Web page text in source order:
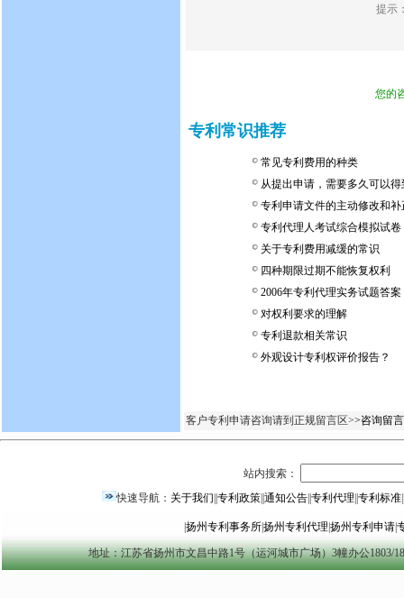
提示
您的
专利常识推荐
常见专利费用的种类
从提出申请，需要多久可以
专利申请文件的主动修改和补
专利代理人考试综合模拟试卷
关于专利费用减缓的常识
四种期限过期不能恢复权利
2006年专利代理实务试题答案
对权利要求的理解
专利退款相关常识
外观设计专利权评价报告？
客户专利申请咨询请到正规留言区>>咨询留言
站内搜索：
快速导航： 关于我们 专利政策 通知公告 专利代理 专利标准
扬州专利事务所|扬州专利代理 扬州专利申请|
地址：江苏省扬州市文昌中路1号（运河城市广场）3幢办公1803/